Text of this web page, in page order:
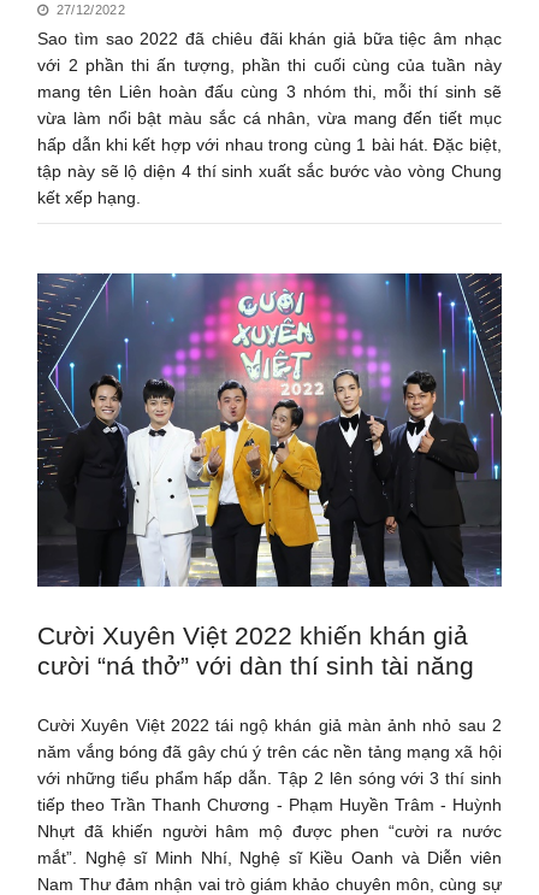
27/12/2022
Sao tìm sao 2022 đã chiêu đãi khán giả bữa tiệc âm nhạc
với 2 phần thi ấn tượng, phần thi cuối cùng của tuần này
mang tên Liên hoàn đấu cùng 3 nhóm thi, mỗi thí sinh sẽ
vừa làm nổi bật màu sắc cá nhân, vừa mang đến tiết mục
hấp dẫn khi kết hợp với nhau trong cùng 1 bài hát. Đặc biệt,
tập này sẽ lộ diện 4 thí sinh xuất sắc bước vào vòng Chung
kết xếp hạng.
Cười Xuyên Việt 2022 khiến khán giả
cười “ná thở” với dàn thí sinh tài năng
Cười Xuyên Việt 2022 tái ngộ khán giả màn ảnh nhỏ sau 2
năm vắng bóng đã gây chú ý trên các nền tảng mạng xã hội
với những tiểu phẩm hấp dẫn. Tập 2 lên sóng với 3 thí sinh
tiếp theo Trần Thanh Chương - Phạm Huyền Trâm - Huỳnh
Nhựt đã khiến người hâm mộ được phen “cười ra nước
mắt”. Nghệ sĩ Minh Nhí, Nghệ sĩ Kiều Oanh và Diễn viên
Nam Thư đảm nhận vai trò giám khảo chuyên môn, cùng sự